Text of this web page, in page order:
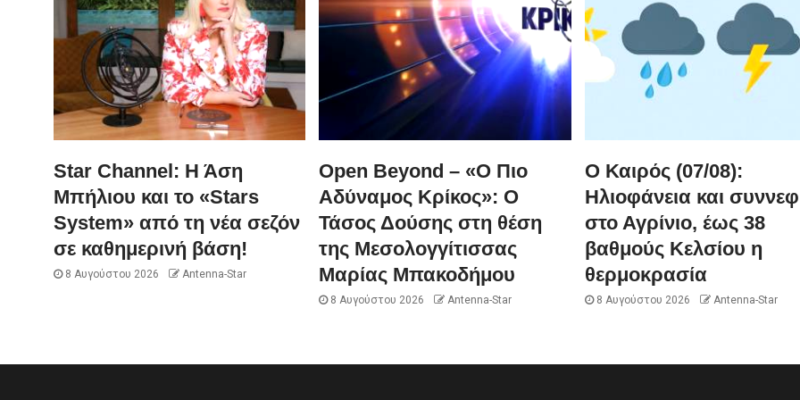
Star Channel: Η Άση
Μπήλιου και το «Stars
System» από τη νέα σεζόν
σε καθημερινή βάση!
8 Αυγούστου 2026 Antenna-Star
Open Beyond – «Ο Πιο
Αδύναμος Κρίκος»: Ο
Τάσος Δούσης στη θέση
της Μεσολογγίτισσας
Μαρίας Μπακοδήμου
8 Αυγούστου 2026 Antenna-Star
Ο Καιρός (07/08):
Ηλιοφάνεια και
στο Αγρίνιο, έως 38
βαθμούς Κελσίου η
θερμοκρασία
8 Αυγούστου 2026 Antenna-Star